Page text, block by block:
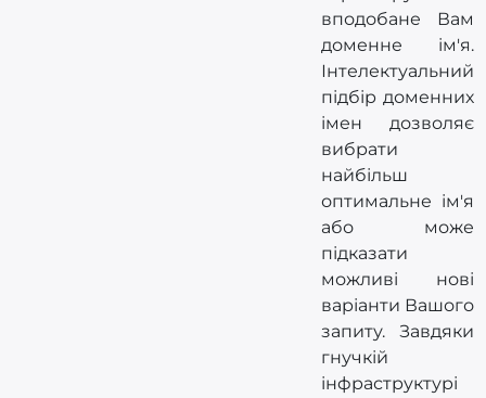
вподобане Вам
доменне ім'я.
Інтелектуальний
підбір доменних
імен дозволяє
вибрати
найбільш
оптимальне ім'я
або може
підказати
можливі нові
варіанти Вашого
запиту. Завдяки
гнучкій
інфраструктурі